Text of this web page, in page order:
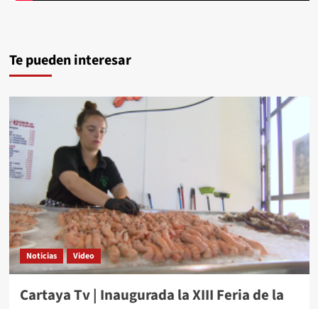
Te pueden interesar
Noticias Video
Cartaya Tv | Inaugurada la XIII Feria de la